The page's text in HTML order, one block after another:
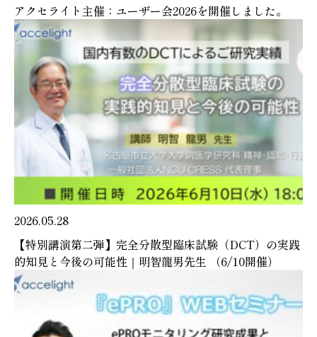
アクセライト主催：ユーザー会2026を開催しました。
2026.05.28
【特別講演第二弾】完全分散型臨床試験（DCT）の実践
的知見と今後の可能性｜明智龍男先生 （6/10開催）